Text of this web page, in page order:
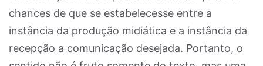
chances de que se estabelecesse entre a
instância da produção midiática e a instância da
recepção a comunicação desejada. Portanto, o